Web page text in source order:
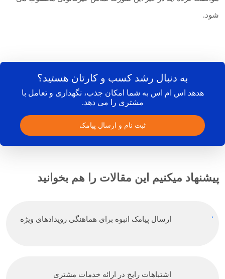
شود.
به دنبال رشد کسب و کارتان هستید؟
هدهد اس ام اس به شما امکان جذب، نگهداری و تعامل با
مشتری را می دهد.
ثبت نام و ارسال پیامک
پیشنهاد میکنیم این مقالات را هم بخوانید
ارسال پیامک انبوه برای هماهنگی رویدادهای ویژه
اشتباهات رایج در ارائه خدمات مشتری